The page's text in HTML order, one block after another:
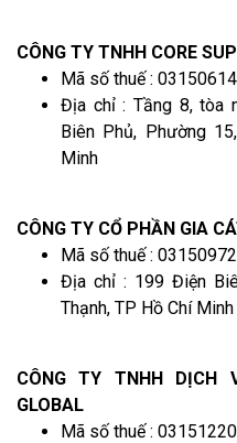
CÔNG TY TNHH CORE
Mã số thuế :
Địa chỉ : Tầng 8, tòa
Biên Phủ, Phường
Minh
CÔNG TY CỔ PHẦN GIA
Mã số thuế :
Địa chỉ : 199 Điện
Thạnh, TP Hồ Chí Minh
CÔNG TY TNHH DỊCH
GLOBAL
Mã số thuế :